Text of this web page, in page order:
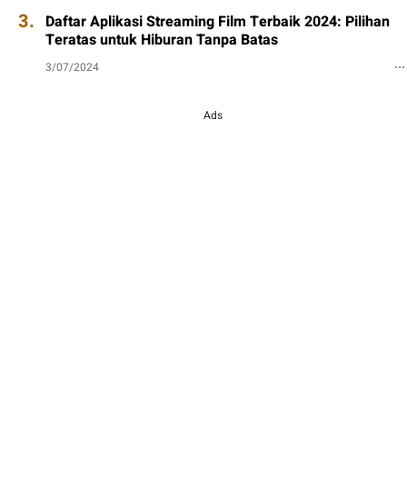
3. Daftar Aplikasi Streaming Film Terbaik 2024: Pilihan
Teratas untuk Hiburan Tanpa Batas
3/07/2024
Ads